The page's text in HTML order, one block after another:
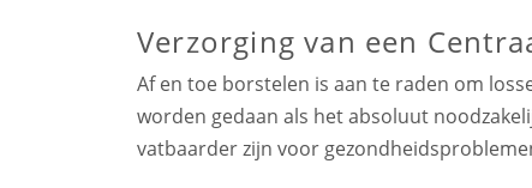
Verzorging van een
Af en toe borstelen is aan te raden om
worden gedaan als het absoluut
vatbaarder zijn voor